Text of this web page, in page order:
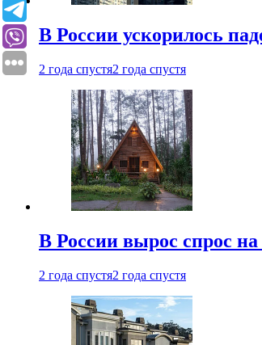
В России ускорилось
2 года спустя2 года спустя
В России вырос спрос на
2 года спустя2 года спустя